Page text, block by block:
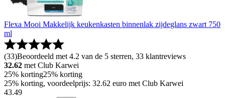
Flexa Mooi Makkelijk keukenkasten binnenlak zijdeglans zwart 750
ml
(33)Beoordeeld met 4.2 van de 5 sterren, 33 klantreviews
32.62 met Club Karwei
25% korting25% korting
25% korting, voordeelprijs: 32.62 euro met Club Karwei
43.49